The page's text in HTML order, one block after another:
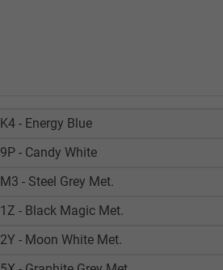
K4 - Energy Blue
9P - Candy White
M3 - Steel Grey Met.
1Z - Black Magic Met.
2Y - Moon White Met.